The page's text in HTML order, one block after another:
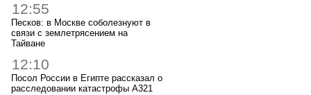
12:55
Песков: в Москве соболезнуют в
связи с землетрясением на
Тайване
12:10
Посол России в Египте рассказал о
расследовании катастрофы A321